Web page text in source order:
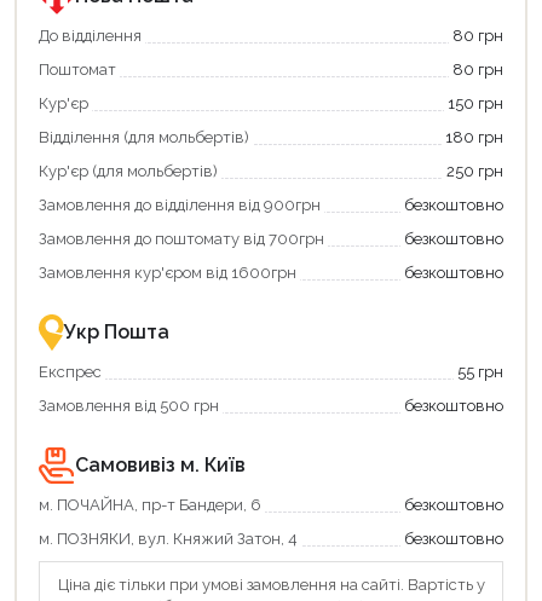
До відділення
80 грн
Поштомат
80 грн
Кур'єр
150 грн
Відділення (для мольбертів)
180 грн
Кур'єр (для мольбертів)
250 грн
Замовлення до відділення від 900грн
безкоштовно
Замовлення до поштомату від 700грн
безкоштовно
Замовлення кур'єром від 1600грн
безкоштовно
Укр Пошта
Експрес
55 грн
Замовлення від 500 грн
безкоштовно
Самовивіз м. Київ
м. ПОЧАЙНА, пр-т Бандери, 6
безкоштовно
м. ПОЗНЯКИ, вул. Княжий Затон, 4
безкоштовно
Ціна діє тільки при умові замовлення на сайті. Вартість у
Оформити замовлення